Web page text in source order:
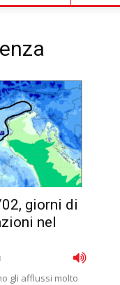
giorni di
nel
gli afflussi molto